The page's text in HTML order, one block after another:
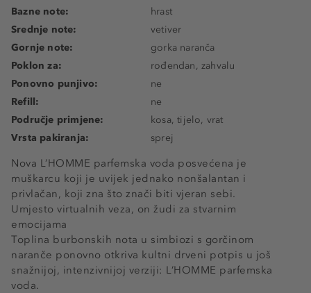
Nova L’HOMME parfemska voda posvećena je
muškarcu koji je uvijek jednako nonšalantan i
privlačan, koji zna što znači biti vjeran sebi.
Umjesto virtualnih veza, on žudi za stvarnim
emocijama
Toplina burbonskih nota u simbiozi s gorčinom
naranče ponovno otkriva kultni drveni potpis u još
snažnijoj, intenzivnijoj verziji: L’HOMME parfemska
voda.
Bazne note:
hrast
Srednje note:
vetiver
Gornje note:
gorka naranča
Poklon za:
rođendan, zahvalu
Ponovno punjivo:
ne
Refill:
ne
Područje primjene:
kosa, tijelo, vrat
Vrsta pakiranja:
sprej